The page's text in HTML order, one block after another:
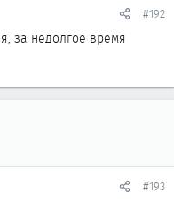
#192
за недолгое время
#193